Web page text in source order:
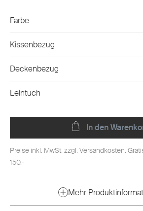
Farbe
Kissenbezug
Deckenbezug
Leintuch
In den
Preise inkl. MwSt. zzgl. Versandkosten.
150.-
Mehr